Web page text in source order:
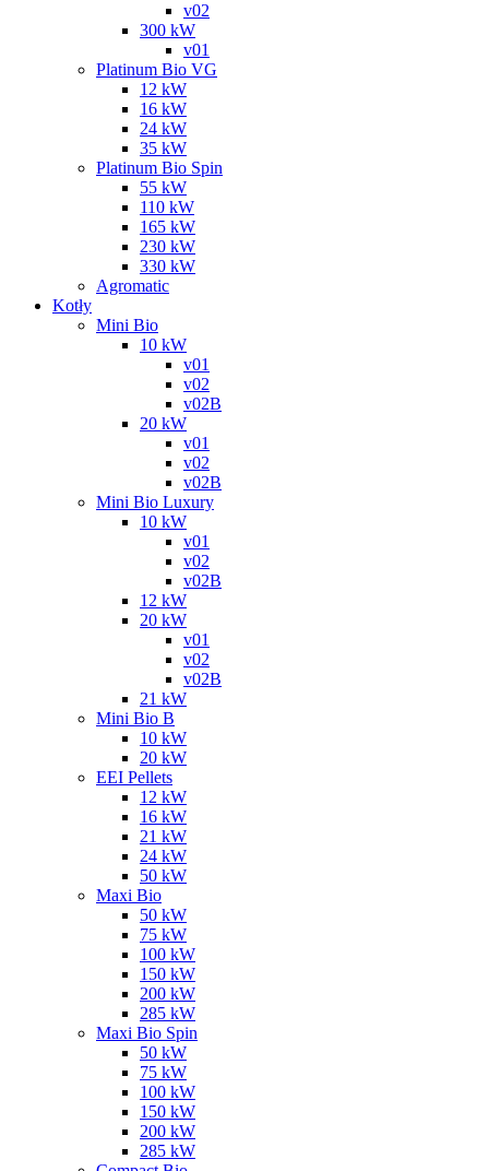
v02
300 kW
v01
Platinum Bio VG
12 kW
16 kW
24 kW
35 kW
Platinum Bio Spin
55 kW
110 kW
165 kW
230 kW
330 kW
Agromatic
Kotły
Mini Bio
10 kW
v01
v02
v02B
20 kW
v01
v02
v02B
Mini Bio Luxury
10 kW
v01
v02
v02B
12 kW
20 kW
v01
v02
v02B
21 kW
Mini Bio B
10 kW
20 kW
EEI Pellets
12 kW
16 kW
21 kW
24 kW
50 kW
Maxi Bio
50 kW
75 kW
100 kW
150 kW
200 kW
285 kW
Maxi Bio Spin
50 kW
75 kW
100 kW
150 kW
200 kW
285 kW